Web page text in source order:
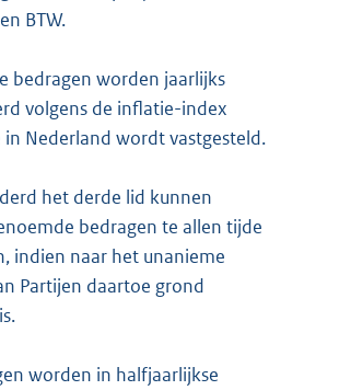
BTW.
bedragen worden jaarlijks
volgens de inflatie-index
in Nederland wordt vastgesteld.
het derde lid kunnen
bedragen te allen tijde
indien naar het unanieme
Partijen daartoe grond
worden in halfjaarlijkse